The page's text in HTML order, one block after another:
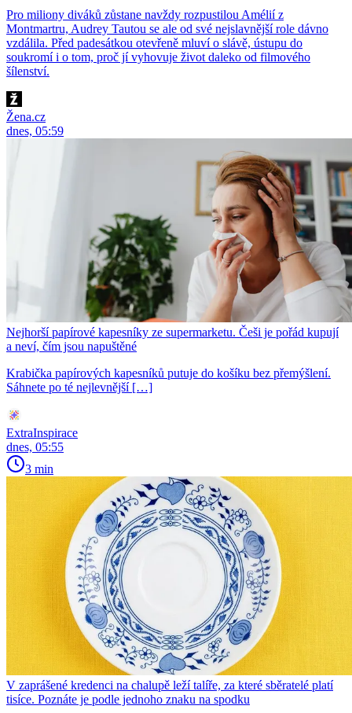
Pro miliony diváků zůstane navždy rozpustilou Amélií z
Montmartru, Audrey Tautou se ale od své nejslavnější role dávno
vzdálila. Před padesátkou otevřeně mluví o slávě, ústupu do
soukromí i o tom, proč jí vyhovuje život daleko od filmového
šílenství.
Žena.cz
dnes, 05:59
Nejhorší papírové kapesníky ze supermarketu. Češi je pořád kupují
a neví, čím jsou napuštěné
Krabička papírových kapesníků putuje do košíku bez přemýšlení.
Sáhnete po té nejlevnější […]
ExtraInspirace
dnes, 05:55
3 min
V zaprášené kredenci na chalupě leží talíře, za které sběratelé platí
tisíce. Poznáte je podle jednoho znaku na spodku